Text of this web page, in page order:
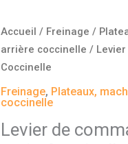
Accueil / Freinage /
arrière coccinelle /
Coccinelle
Freinage, Plateaux,
coccinelle
Levier de
quantité
de
Levier
de
commande
droit
de